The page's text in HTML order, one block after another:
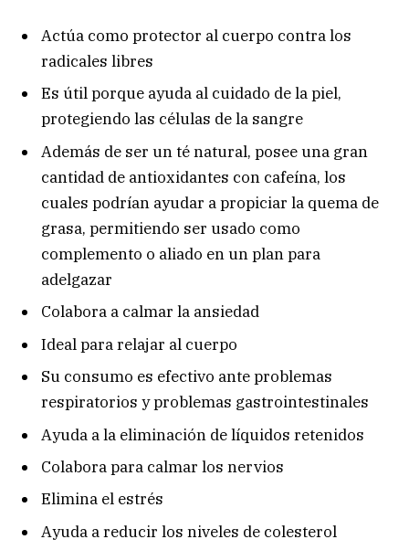
Actúa como protector al cuerpo contra los
radicales libres
Es útil porque ayuda al cuidado de la piel,
protegiendo las células de la sangre
Además de ser un té natural, posee una gran
cantidad de antioxidantes con cafeína, los
cuales podrían ayudar a propiciar la quema de
grasa, permitiendo ser usado como
complemento o aliado en un plan para
adelgazar
Colabora a calmar la ansiedad
Ideal para relajar al cuerpo
Su consumo es efectivo ante problemas
respiratorios y problemas gastrointestinales
Ayuda a la eliminación de líquidos retenidos
Colabora para calmar los nervios
Elimina el estrés
Ayuda a reducir los niveles de colesterol